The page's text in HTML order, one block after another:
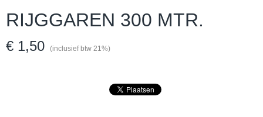
RIJGGAREN 300 MTR.
€ 1,50 (inclusief btw 21%)